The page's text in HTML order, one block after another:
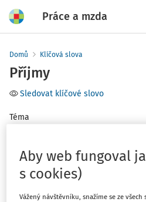
Práce a mzda
Domů Klíčová slova
Příjmy
Sledovat klíčové slovo
Téma
Filtr
Aby web fungoval
s cookies)
Vážený návštěvníku, snažíme se ze